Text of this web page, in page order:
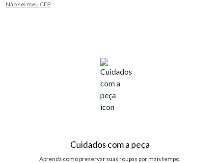
Não sei meu CEP
Cuidados com a peça
Aprenda como preservar suas roupas por mais tempo.